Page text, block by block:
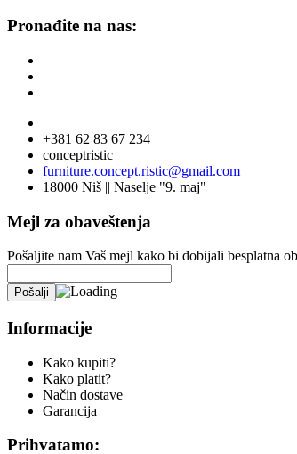
Pronađite na nas:
+381 62 83 67 234
conceptristic
furniture.concept.ristic@gmail.com
18000 Niš || Naselje "9. maj"
Mejl za obaveštenja
Pošaljite nam Vaš mejl kako bi dobijali besplatna
Informacije
Kako kupiti?
Kako platit?
Način dostave
Garancija
Prihvatamo: